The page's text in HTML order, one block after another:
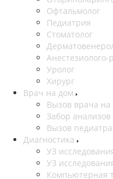
Офтальмолог
Педиатрия
Стоматолог
Уролог
Хирург
Врач на дом
Вызов врача на
Забор
Вызов
Диагностика
УЗ
УЗ
Компьютерная